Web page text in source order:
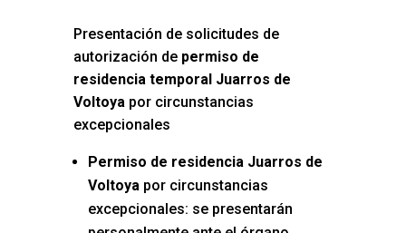
Presentación de solicitudes de
autorización depermiso de
residencia temporal Juarros de
Voltoya por circunstancias
excepcionales
Permiso de residencia Juarros de
Voltoyapor circunstancias
excepcionales: se presentarán